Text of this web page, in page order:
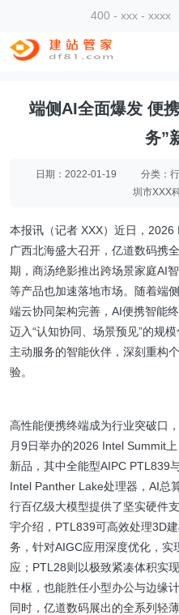
400 - xxx - xxxx
端侧AI全面爆发 便
务”
日期：2022-01-19 分类：
圳市XXX
本报讯（记者 XXX）近日，
广西北海盛大召开，亿道数码携
期，商汤绝影推出跨场景家庭AI
等产品也加速落地市场。随着端
端云协同架构完善，AI便携智能
迈入“认知协同、场景预见”的规
主动服务的智能伙伴，深刻重构
验。
高性能便携终端成为行业突破口
月9日举办的2026 Intel Summit
新品，其中全能型AIPC PTL839
Intel Panther Lake处理器，AI总
行百亿级大模型提供了坚实硬件
宇介绍，PTL839可高效处理3D
务，针对AIGC应用深度优化，实
应；PTL28则以极致紧凑体积实
中枢，也能胜任小型办公与边缘
同时，亿道数码展出的全系列轻